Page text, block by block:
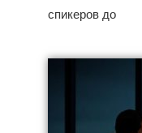
спикеров до